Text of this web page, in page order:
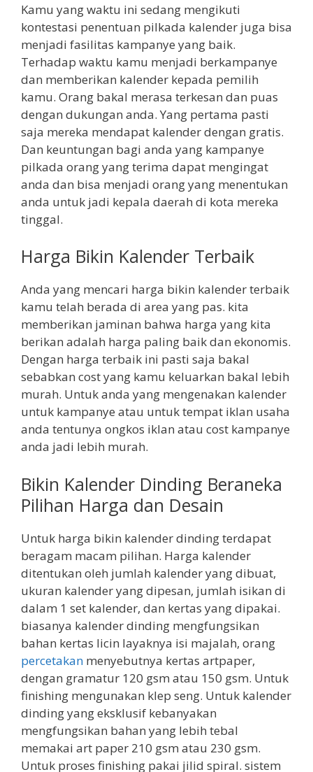
Kamu yang waktu ini sedang mengikuti
kontestasi penentuan pilkada kalender juga bisa
menjadi fasilitas kampanye yang baik.
Terhadap waktu kamu menjadi berkampanye
dan memberikan kalender kepada pemilih
kamu. Orang bakal merasa terkesan dan puas
dengan dukungan anda. Yang pertama pasti
saja mereka mendapat kalender dengan gratis.
Dan keuntungan bagi anda yang kampanye
pilkada orang yang terima dapat mengingat
anda dan bisa menjadi orang yang menentukan
anda untuk jadi kepala daerah di kota mereka
tinggal.
Harga Bikin Kalender Terbaik
Anda yang mencari harga bikin kalender terbaik
kamu telah berada di area yang pas. kita
memberikan jaminan bahwa harga yang kita
berikan adalah harga paling baik dan ekonomis.
Dengan harga terbaik ini pasti saja bakal
sebabkan cost yang kamu keluarkan bakal lebih
murah. Untuk anda yang mengenakan kalender
untuk kampanye atau untuk tempat iklan usaha
anda tentunya ongkos iklan atau cost kampanye
anda jadi lebih murah.
Bikin Kalender Dinding Beraneka
Pilihan Harga dan Desain
Untuk harga bikin kalender dinding terdapat
beragam macam pilihan. Harga kalender
ditentukan oleh jumlah kalender yang dibuat,
ukuran kalender yang dipesan, jumlah isikan di
dalam 1 set kalender, dan kertas yang dipakai.
biasanya kalender dinding mengfungsikan
bahan kertas licin layaknya isi majalah, orang
percetakan menyebutnya kertas artpaper,
dengan gramatur 120 gsm atau 150 gsm. Untuk
finishing mengunakan klep seng. Untuk kalender
dinding yang eksklusif kebanyakan
mengfungsikan bahan yang lebih tebal
memakai art paper 210 gsm atau 230 gsm.
Untuk proses finishing pakai jilid spiral. sistem